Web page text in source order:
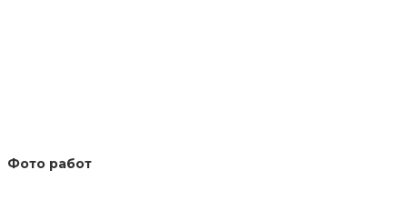
Фото работ